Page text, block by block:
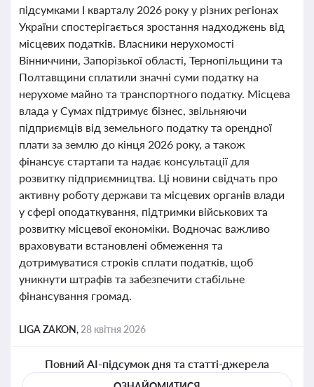
підсумками І кварталу 2026 року у різних регіонах
України спостерігається зростання надходжень від
місцевих податків. Власники нерухомості
Вінниччини, Запорізької області, Тернопільщини та
Полтавщини сплатили значні суми податку на
нерухоме майно та транспортного податку. Місцева
влада у Сумах підтримує бізнес, звільняючи
підприємців від земельного податку та орендної
плати за землю до кінця 2026 року, а також
фінансує стартапи та надає консультації для
розвитку підприємництва. Ці новини свідчать про
активну роботу держави та місцевих органів влади
у сфері оподаткування, підтримки військових та
розвитку місцевої економіки. Водночас важливо
враховувати встановлені обмеження та
дотримуватися строків сплати податків, щоб
уникнути штрафів та забезпечити стабільне
фінансування громад.
LIGA ZAKON, 28 квітня 2026
Повний AI-підсумок дня та статті-джерела